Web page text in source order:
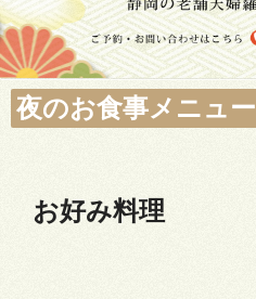
夜のお食事メニュー
お好み料理